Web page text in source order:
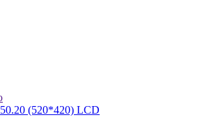
(520*420) LCD